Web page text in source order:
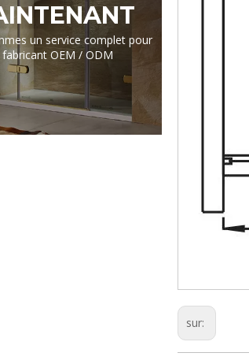
un service complet pour
fabricant OEM / ODM
sur: